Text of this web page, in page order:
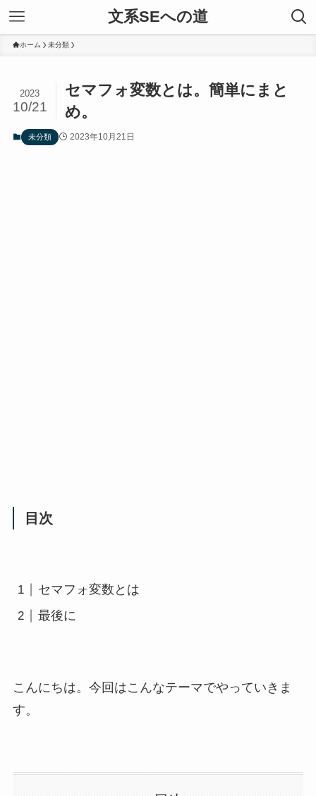
文系SEへの道
ホーム 未分類
セマフォ変数とは。簡単にまと
め。
2023
10/21
未分類 2023年10月21日
目次
セマフォ変数とは
最後に
こんにちは。今回はこんなテーマでやっていきま
す。